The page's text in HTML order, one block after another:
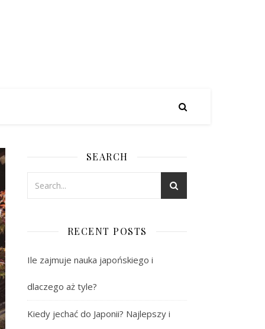
SEARCH
RECENT POSTS
Ile zajmuje nauka japońskiego i
dlaczego aż tyle?
Kiedy jechać do Japonii? Najlepszy i